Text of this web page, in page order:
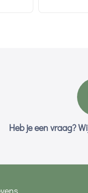
Heb je een vraag?